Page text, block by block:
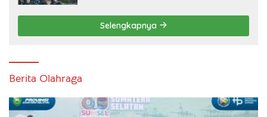
Selengkapnya
Berita Olahraga